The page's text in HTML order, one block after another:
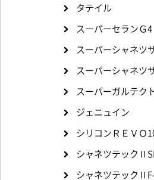
タテイル
スーパーセランＧ4
スーパーシャネツ
スーパーシャネツ
スーパーガルテク
ジェニュイン
シリコンＲＥＶＯ
シャネツテック
シャネツテック